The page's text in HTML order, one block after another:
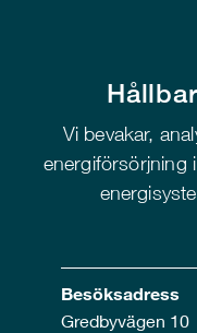
Vi bevakar,
energiförsörjning
Besöksadress
Gredbyvägen 10